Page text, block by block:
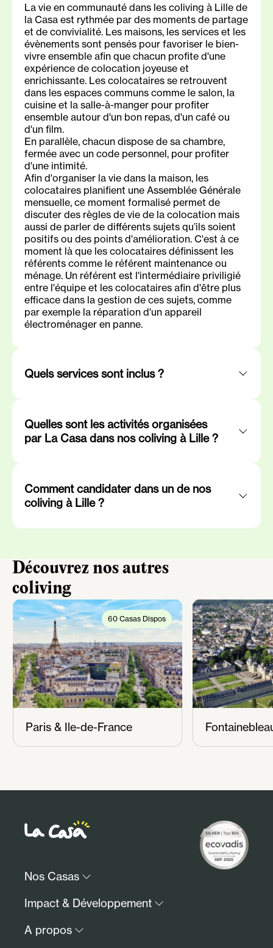
La vie en communauté dans les coliving à Lille de
la Casa est rythmée par des moments de partage
et de convivialité. Les maisons, les services et les
évènements sont pensés pour favoriser le bien-
vivre ensemble afin que chacun profite d'une
expérience de colocation joyeuse et
enrichissante. Les colocataires se retrouvent
dans les espaces communs comme le salon, la
cuisine et la salle-à-manger pour profiter
ensemble autour d'un bon repas, d'un café ou
d'un film.
En parallèle, chacun dispose de sa chambre,
fermée avec un code personnel, pour profiter
d'une intimité.
Afin d'organiser la vie dans la maison, les
colocataires planifient une Assemblée Générale
mensuelle, ce moment formalisé permet de
discuter des règles de vie de la colocation mais
aussi de parler de différents sujets qu’ils soient
positifs ou des points d'amélioration. C'est à ce
moment là que les colocataires définissent les
référents comme le référent maintenance ou
ménage. Un référent est l'intermédiaire priviligié
entre l'équipe et les colocataires afin d'être plus
efficace dans la gestion de ces sujets, comme
par exemple la réparation d'un appareil
électroménager en panne.
Quels services sont inclus ?
Quelles sont les activités organisées
par La Casa dans nos coliving à Lille ?
Comment candidater dans un de nos
coliving à Lille ?
Découvrez nos autres
coliving
60 Casas Dispos
Paris & Ile-de-France
Nos Casas
Paris & Ile-de-France
Fontainebleau
Impact & Développement
Notre impact ESG
A propos